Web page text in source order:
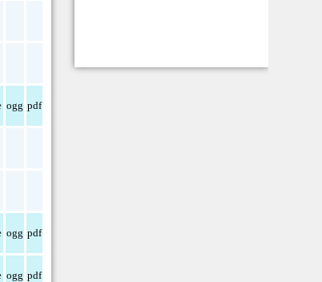
ogg pdf
ogg pdf
ogg pdf